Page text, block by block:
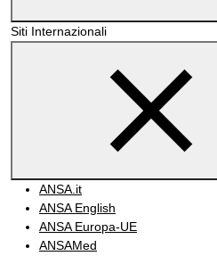
Siti Internazionali
ANSA.it
ANSA English
ANSA Europa-UE
ANSAMed